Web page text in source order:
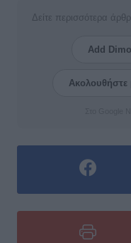
Δείτε περισσότερα
Add